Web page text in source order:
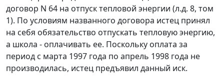
договор N 64 на отпуск тепловой энергии (л.д. 8, том
1). По условиям названного договора истец принял
на себя обязательство отпускать тепловую энергию,
а школа - оплачивать ее. Поскольку оплата за
период с марта 1997 года по апрель 1998 года не
производилась, истец предъявил данный иск.